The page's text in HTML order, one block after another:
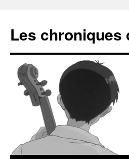
Les chroniques